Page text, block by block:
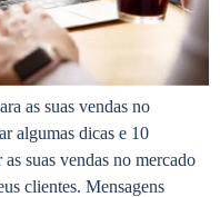
as suas vendas no
algumas dicas e 10
suas vendas no mercado
clientes. Mensagens